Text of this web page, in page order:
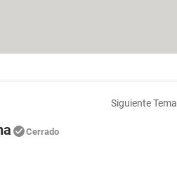
Siguiente Tema
Cerrado